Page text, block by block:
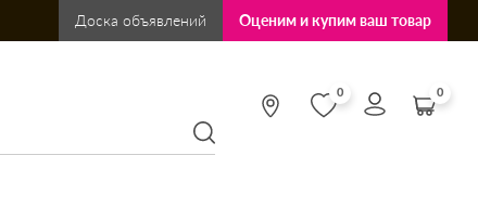
Доска объявлений Оценим и купим ваш товар
0 0